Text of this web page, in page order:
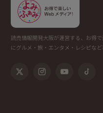
読売情報開発大阪が運営する、お得
にグルメ・旅・エンタメ・レシピな